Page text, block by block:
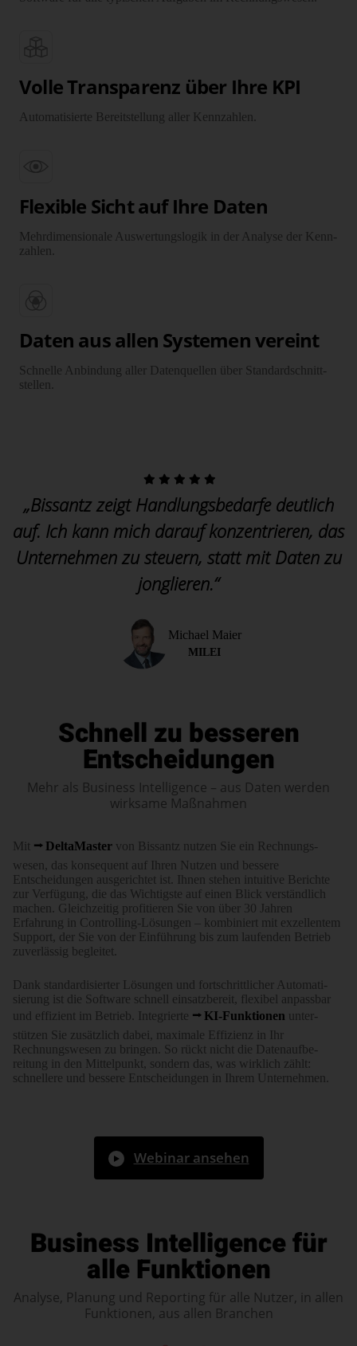
Volle Transparenz über Ihre KPI
Automatisierte Bereitstellung aller Kennzahlen.
Flexible Sicht auf Ihre Daten
Mehrdimensionale Auswertungslogik in der Analyse der Kenn­
zahlen.
Daten aus allen Systemen vereint
Schnelle Anbindung aller Datenquellen über Standard­­schnitt­­
stellen.
„Bissantz zeigt Handlungsbedarfe deutlich
auf. Ich kann mich darauf konzentrieren, das
Unternehmen zu steuern, statt mit Daten zu
jonglieren.“
Michael Maier
MILEI
Schnell zu besseren
Entscheidungen
Mehr als Business Intelligence – aus Daten werden
wirksame Maßnahmen
Mit DeltaMaster von Bissantz nutzen Sie ein Rechnungs­
wesen, das konse­quent auf Ihren Nutzen und bessere
Entscheidungen aus­ge­richtet ist. Ihnen stehen intuitive Berichte
zur Verfügung, die das Wichtigste auf einen Blick verständ­lich
machen. Gleich­zeitig profi­tieren Sie von über 30 Jahren
Erfahrung in Controlling-Lösungen – kombiniert mit exzell­entem
Support, der Sie von der Ein­führung bis zum laufenden Betrieb
zuver­lässig begleitet.
Dank standardi­sierter Lösungen und fort­schritt­licher Auto­ma­ti­
sierung ist die Software schnell einsatz­bereit, flexibel anpassbar
und effizient im Betrieb. Integrierte
KI-Funktionen unter­
stützen Sie zusätz­lich dabei, maximale Effizienz in Ihr
Rechnungs­wesen zu bringen. So rückt nicht die Daten­auf­be­
reitung in den Mittel­punkt, sondern das, was wirklich zählt:
schnellere und bessere Ent­schei­dungen in Ihrem Unternehmen.
Webinar ansehen
Business Intelligence für
alle Funktionen
Analyse, Planung und Reporting für alle Nutzer, in allen
Funktionen, aus allen Branchen